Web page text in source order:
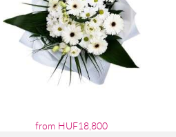
from HUF18,800